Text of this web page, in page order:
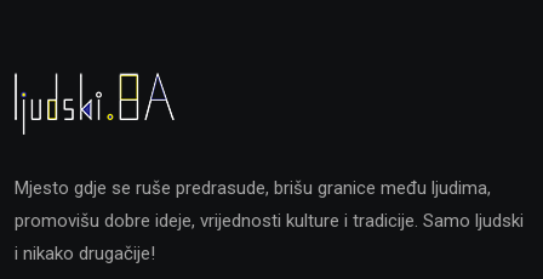
Mjesto gdje se ruše predrasude, brišu granice među ljudima,
promovišu dobre ideje, vrijednosti kulture i tradicije. Samo ljudski
i nikako drugačije!